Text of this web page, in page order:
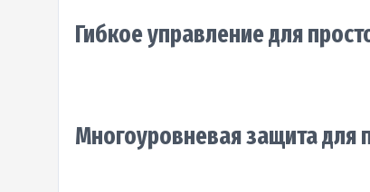
Гибкое управление для
Многоуровневая защита для